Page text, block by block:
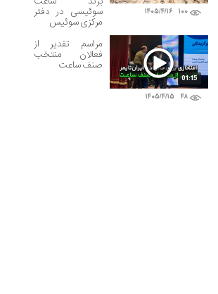
۱۰۰ ۱۴۰۵/۴/۱۶ سوئیسی در دفتر
مرکزی سوئیس
۴۸ ۱۴۰۵/۴/۱۵
01:15
مراسم تقدیر از
فعالان منتخب
صنف ساعت